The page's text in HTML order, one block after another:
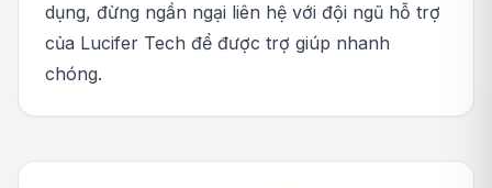
dụng, đừng ngần ngại liên hệ với đội ngũ hỗ trợ
của Lucifer Tech để được trợ giúp nhanh
chóng.